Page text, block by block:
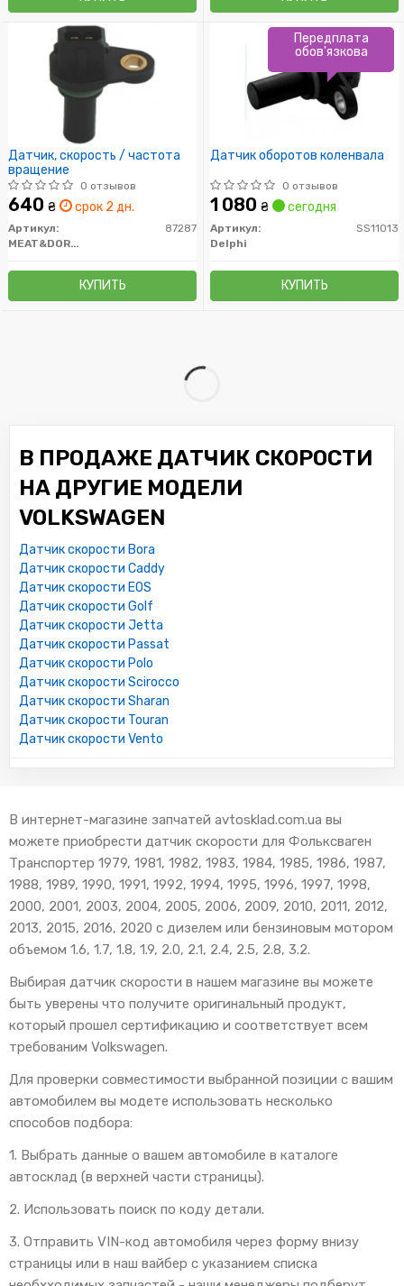
Датчик, скорость / частота
вращение
0 отзывов
640 ₴ срок 2 дн.
Артикул:
87287
MEAT&DORIA
КУПИТЬ
Датчик оборотов коленвала
0 отзывов
1 080 ₴ сегодня
Артикул:
SS11013
Delphi
КУПИТЬ
Передплата
обов'язкова
В ПРОДАЖЕ ДАТЧИК СКОРОСТИ
НА ДРУГИЕ МОДЕЛИ
VOLKSWAGEN
Датчик скорости Bora
Датчик скорости Caddy
Датчик скорости EOS
Датчик скорости Golf
Датчик скорости Jetta
Датчик скорости Passat
Датчик скорости Polo
Датчик скорости Scirocco
Датчик скорости Sharan
Датчик скорости Touran
Датчик скорости Vento
В интернет-магазине запчатей avtosklad.com.ua вы
можете приобрести датчик скорости для Фольксваген
Транспортер 1979, 1981, 1982, 1983, 1984, 1985, 1986, 1987,
1988, 1989, 1990, 1991, 1992, 1994, 1995, 1996, 1997, 1998,
2000, 2001, 2003, 2004, 2005, 2006, 2009, 2010, 2011, 2012,
2013, 2015, 2016, 2020 с дизелем или бензиновым мотором
объемом 1.6, 1.7, 1.8, 1.9, 2.0, 2.1, 2.4, 2.5, 2.8, 3.2.
Выбирая датчик скорости в нашем магазине вы можете
быть уверены что получите оригинальный продукт,
который прошел сертификацию и соответствует всем
требованим Volkswagen.
Для проверки совместимости выбранной позиции с вашим
автомобилем вы модете использовать несколько
способов подбора:
1. Выбрать данные о вашем автомобиле в каталоге
автосклад (в верхней части страницы).
2. Использовать поиск по коду детали.
3. Отправить VIN-код автомобиля через форму внизу
страницы или в наш вайбер с указанием списка